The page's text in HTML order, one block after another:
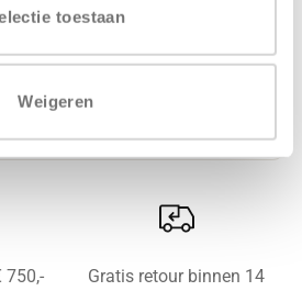
toestaan
Weigeren
750,-
Gratis retour binnen 14